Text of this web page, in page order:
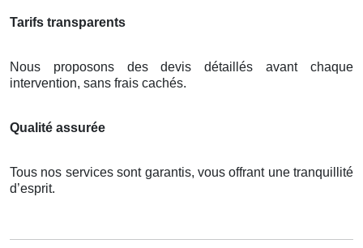
Tarifs transparents
Nous proposons des devis détaillés avant chaque
intervention, sans frais cachés.
Qualité assurée
Tous nos services sont garantis, vous offrant une tranquillité
d’esprit.